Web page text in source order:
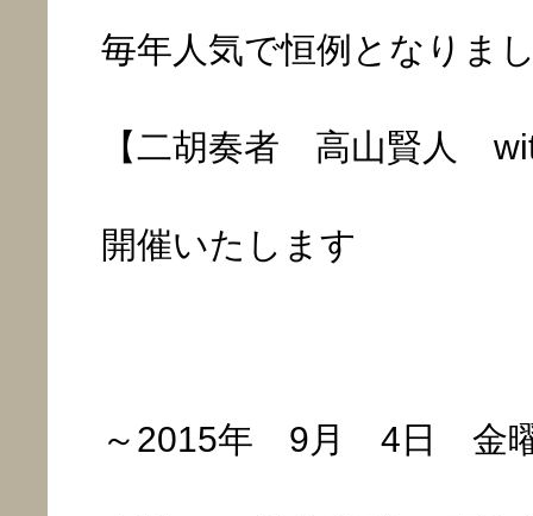
毎年人気で恒例となりま
【二胡奏者 高山賢人
開催いたします
～2015年 9月 4日 金